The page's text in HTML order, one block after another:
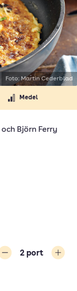
Medel
och Björn Ferry
Foto: Martin Cederblad
2 port